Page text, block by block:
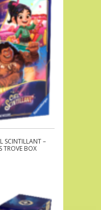
SCINTILLANT –
TROVE BOX